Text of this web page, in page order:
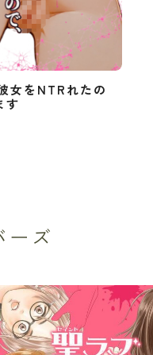
女をNTRれたの
す
ーズ